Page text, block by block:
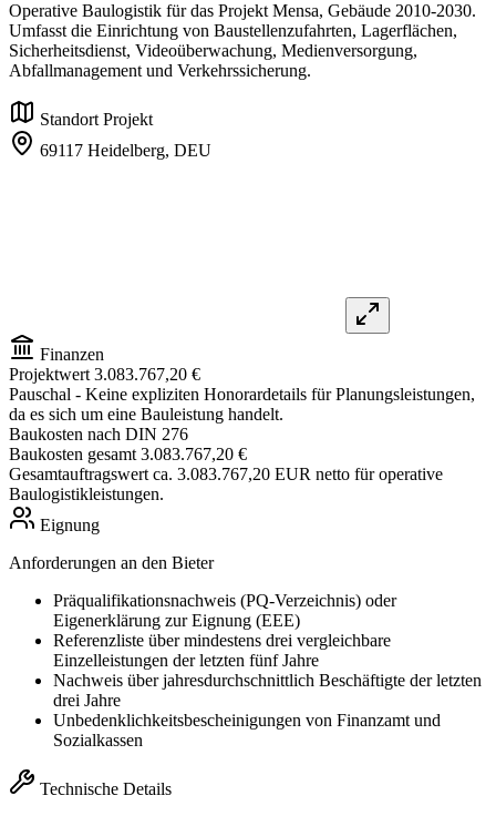
Operative Baulogistik für das Projekt Mensa, Gebäude 2010-2030.
Umfasst die Einrichtung von Baustellenzufahrten, Lagerflächen,
Sicherheitsdienst, Videoüberwachung, Medienversorgung,
Abfallmanagement und Verkehrssicherung.
Standort Projekt
69117 Heidelberg, DEU
Finanzen
Projektwert 3.083.767,20 €
Pauschal - Keine expliziten Honorardetails für Planungsleistungen,
da es sich um eine Bauleistung handelt.
Baukosten nach DIN 276
Baukosten gesamt 3.083.767,20 €
Gesamtauftragswert ca. 3.083.767,20 EUR netto für operative
Baulogistikleistungen.
Eignung
Anforderungen an den Bieter
Präqualifikationsnachweis (PQ-Verzeichnis) oder
Eigenerklärung zur Eignung (EEE)
Referenzliste über mindestens drei vergleichbare
Einzelleistungen der letzten fünf Jahre
Nachweis über jahresdurchschnittlich Beschäftigte der letzten
drei Jahre
Unbedenklichkeitsbescheinigungen von Finanzamt und
Sozialkassen
Technische Details